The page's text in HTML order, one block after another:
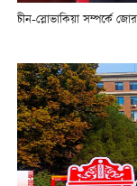
চীন-স্লোভাকিয়া সম্পর্কে